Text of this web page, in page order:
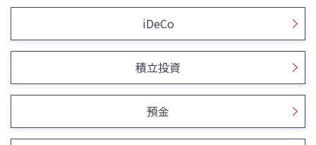
iDeCo
積立投資
預金